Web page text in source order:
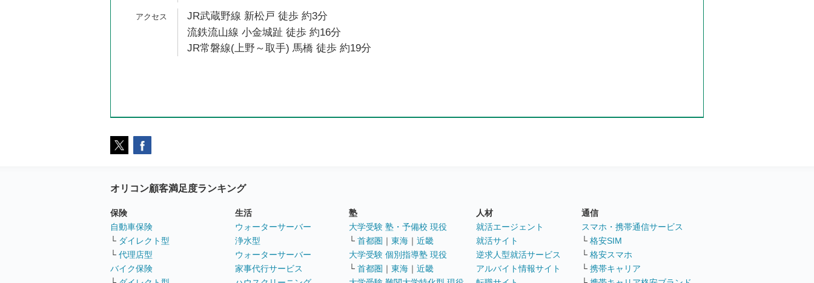
JR武蔵野線 新松戸 徒歩 約3分
流鉄流山線 小金城趾 徒歩 約16分
JR常磐線(上野～取手) 馬橋 徒歩 約19分
オリコン顧客満足度ランキング
保険
自動車保険
└ ダイレクト型
└ 代理店型
バイク保険
生活
ウォーターサーバー
浄水型
ウォーターサーバー
家事代行サービス
塾
大学受験 塾・予備校 現役
└ 首都圏 ｜ 東海 ｜ 近畿
大学受験 個別指導塾 現役
└ 首都圏 ｜ 東海 ｜ 近畿
人材
就活エージェント
就活サイト
逆求人型就活サービス
アルバイト情報サイト
通信
スマホ・携帯通信サービス
└ 格安SIM
└ 格安スマホ
└ 携帯キャリア